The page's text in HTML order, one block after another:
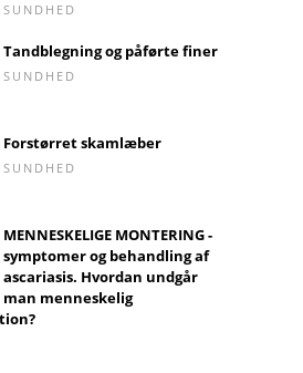
SUNDHED
Tandblegning og påførte finer
SUNDHED
Forstørret skamlæber
SUNDHED
MENNESKELIGE MONTERING -
symptomer og behandling af
ascariasis. Hvordan undgår
man menneskelig